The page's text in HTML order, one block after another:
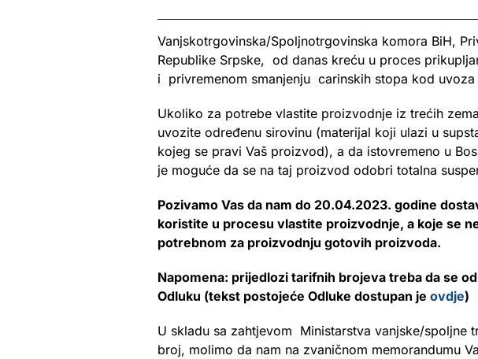
Vanjskotrgovinska/Spoljnotrgovinska komora BiH,
Republike Srpske, od danas kreću u proces
i privremenom smanjenju carinskih stopa kod uvoza
Ukoliko za potrebe vlastite proizvodnje iz trećih
uvozite određenu sirovinu (materijal koji ulazi u
kojeg se pravi Vaš proizvod), a da istovremeno u
je moguće da se na taj proizvod odobri totalna
Pozivamo Vas da nam do 20.04.2023. godine
koristite u procesu vlastite proizvodnje, a koje se
potrebnom za proizvodnju gotovih proizvoda.
Napomena: prijedlozi tarifnih brojeva treba da se
Odluku (tekst postojeće Odluke dostupan je ovdje)
U skladu sa zahtjevom Ministarstva vanjske/
broj, molimo da nam na zvaničnom memorandumu